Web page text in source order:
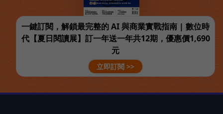
一鍵訂閱，解鎖最完整的 AI 與商業實戰指南 | 數位時
代【夏日閱讀展】訂一年送一年共12期，優惠價1,690
元
立即訂閱 >>